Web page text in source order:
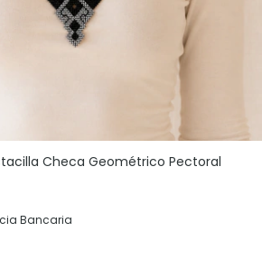
Checa Geométrico Pectoral
Bancaria